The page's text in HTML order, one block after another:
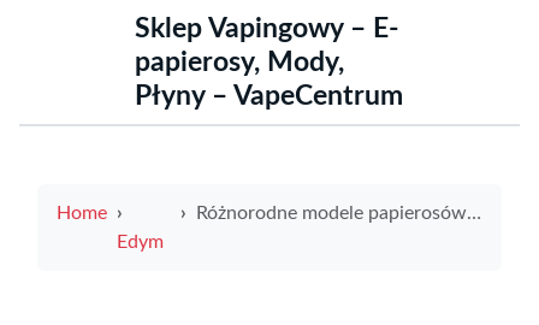
Sklep Vapingowy – E-
papierosy, Mody,
Płyny – VapeCentrum
Home
Edym
Różnorodne modele papierosów elektronicznych Joyetech dla początkujących i zaawansowanych vaperów